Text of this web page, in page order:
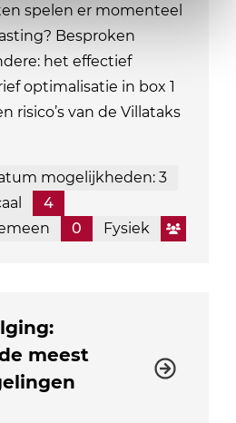
spelen er momenteel
Besproken
het effectief
optimalisatie in box 1
risico’s van de Villataks
mogelijkheden: 3
4
0 Fysiek
meest